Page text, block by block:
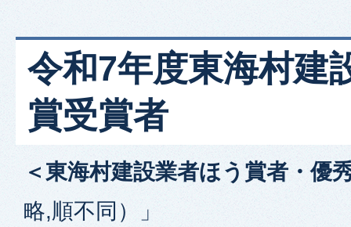
令和7年度東海村建
賞受賞者
＜東海村建設業者ほう賞者・優
略,順不同）」